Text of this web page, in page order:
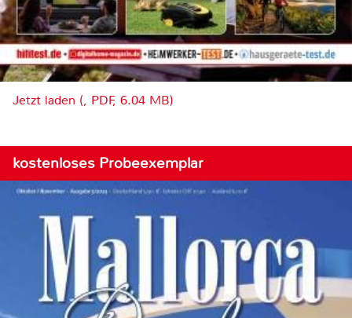
Jetzt laden (, PDF, 6.04 MB)
kostenloses Probeexemplar